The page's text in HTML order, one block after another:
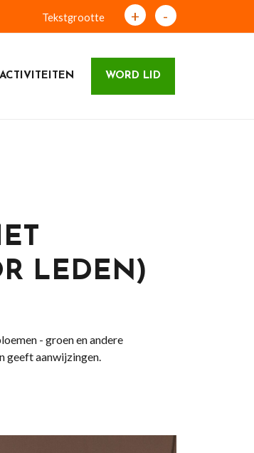
Tekstgrootte + -
ACTIVITEITEN WORD LID
LEDEN)
- groen en andere
geeft aanwijzingen.